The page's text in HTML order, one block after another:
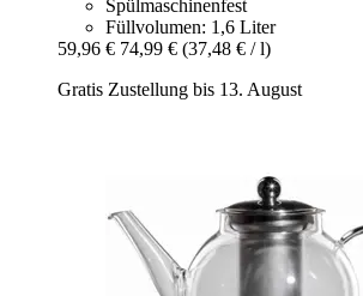
Spülmaschinenfest
Füllvolumen: 1,6 Liter
59,96 € 74,99 € (37,48 € / l)
Gratis Zustellung bis 13. August